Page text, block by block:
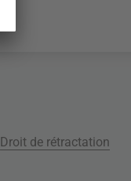
Droit de rétractation